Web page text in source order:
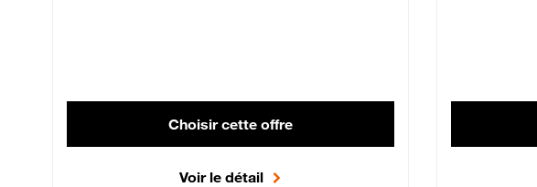
Choisir cette offre
Voir le détail